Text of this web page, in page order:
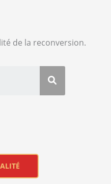
de la reconversion.